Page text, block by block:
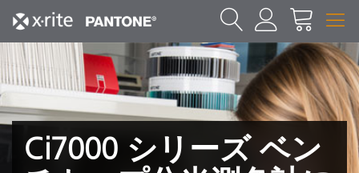
Ci7000 シリーズ ベン